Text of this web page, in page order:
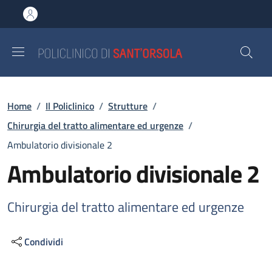
al contenuto principale
to footer content
Briciole di pane
Home / Il Policlinico / Strutture /
Chirurgia del tratto alimentare ed urgenze /
Ambulatorio divisionale 2
Ambulatorio divisionale 2
Chirurgia del tratto alimentare ed urgenze
Condividi